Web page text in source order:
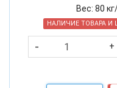
Вес: 80
НАЛИЧИЕ ТОВАРА И
- +